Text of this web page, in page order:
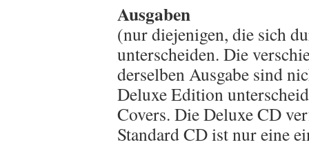
Ausgaben
(nur diejenigen, die sich
unterscheiden. Die
derselben Ausgabe sind
Deluxe Edition
Covers. Die Deluxe CD
Standard CD ist nur eine